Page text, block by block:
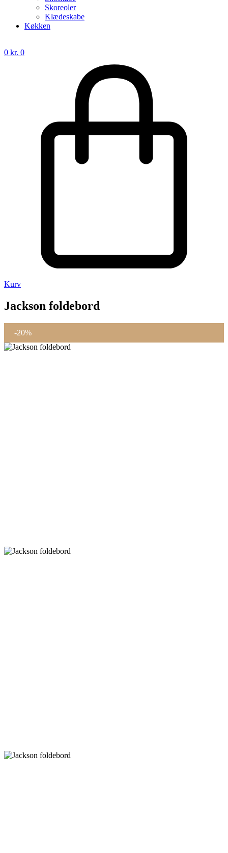
Skoreoler
Klædeskabe
Køkken
0 kr. 0
Kurv
Jackson foldebord
-20%